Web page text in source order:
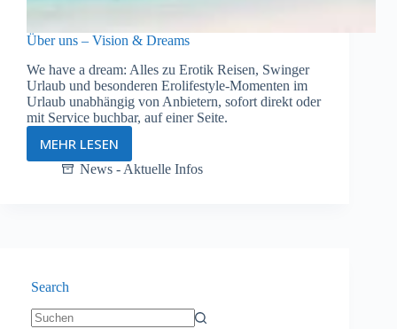
Über uns – Vision & Dreams
We have a dream: Alles zu Erotik Reisen, Swinger
Urlaub und besonderen Erolifestyle-Momenten im
Urlaub unabhängig von Anbietern, sofort direkt oder
mit Service buchbar, auf einer Seite.
MEHR LESEN
Über
uns
News - Aktuelle Infos
Search